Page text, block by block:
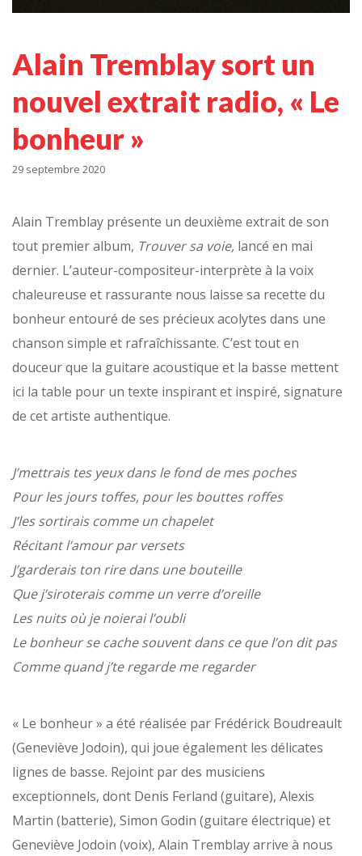
Alain Tremblay sort un
nouvel extrait radio, « Le
bonheur »
29 septembre 2020
Alain Tremblay présente un deuxième extrait de son
tout premier album, Trouver sa voie, lancé en mai
dernier. L’auteur-compositeur-interprète à la voix
chaleureuse et rassurante nous laisse sa recette du
bonheur entouré de ses précieux acolytes dans une
chanson simple et rafraîchissante. C’est tout en
douceur que la guitare acoustique et la basse mettent
ici la table pour un texte inspirant et inspiré, signature
de cet artiste authentique.
J’mettrais tes yeux dans le fond de mes poches
Pour les jours toffes, pour les bouttes roffes
J’les sortirais comme un chapelet
Récitant l’amour par versets
J’garderais ton rire dans une bouteille
Que j’siroterais comme un verre d’oreille
Les nuits où je noierai l’oubli
Le bonheur se cache souvent dans ce que l’on dit pas
Comme quand j’te regarde me regarder
« Le bonheur » a été réalisée par Frédérick Boudreault
(Geneviève Jodoin), qui joue également les délicates
lignes de basse. Rejoint par des musiciens
exceptionnels, dont Denis Ferland (guitare), Alexis
Martin (batterie), Simon Godin (guitare électrique) et
Geneviève Jodoin (voix), Alain Tremblay arrive à nous